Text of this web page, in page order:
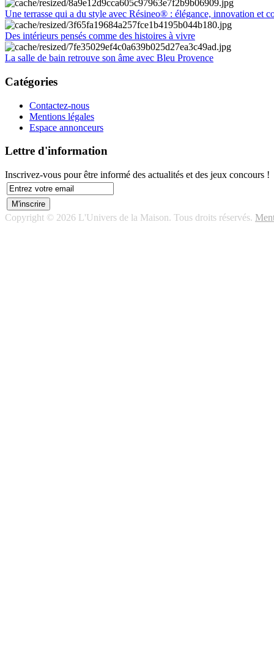
Une terrasse qui a du style avec Résineo® : élégance, innovation et
Des intérieurs pensés comme des histoires à vivre
La salle de bain retrouve son âme avec Bleu Provence
Catégories
Contactez-nous
Mentions légales
Espace annonceurs
Lettre d'information
Inscrivez-vous pour être informé des actualités et des jeux concours !
Copyright © 2026 L'Univers de la Maison. Tous droits réservés.